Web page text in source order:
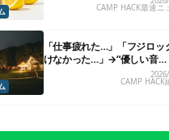
CAMP HACK最速ニ
「仕事疲れた…」「フジロッ
けなかった…」→“優しい音
楽”と“大きな自然”で治癒。
CAMP HACK